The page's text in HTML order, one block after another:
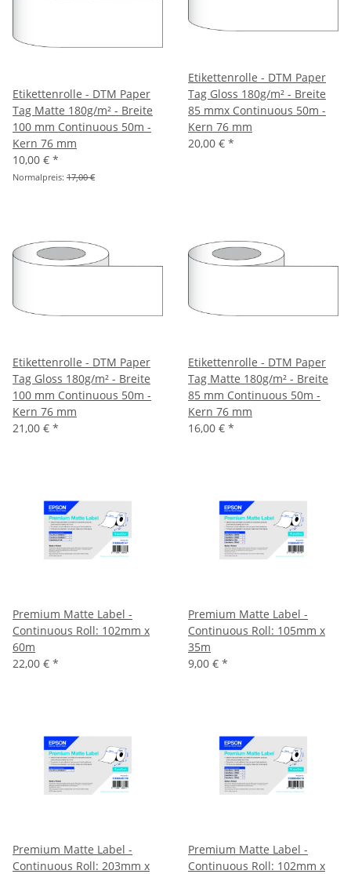
Etikettenrolle - DTM Paper
Tag Matte 180g/m² - Breite
100 mm Continuous 50m -
Kern 76 mm
10,00 € *
Normalpreis: 17,00 €
Etikettenrolle - DTM Paper
Tag Gloss 180g/m² - Breite
85 mmx Continuous 50m -
Kern 76 mm
20,00 € *
Etikettenrolle - DTM Paper
Tag Gloss 180g/m² - Breite
100 mm Continuous 50m -
Kern 76 mm
21,00 € *
Etikettenrolle - DTM Paper
Tag Matte 180g/m² - Breite
85 mm Continuous 50m -
Kern 76 mm
16,00 € *
Premium Matte Label -
Continuous Roll: 102mm x
60m
22,00 € *
Premium Matte Label -
Continuous Roll: 105mm x
35m
9,00 € *
Premium Matte Label -
Continuous Roll: 203mm x
Premium Matte Label -
Continuous Roll: 102mm x